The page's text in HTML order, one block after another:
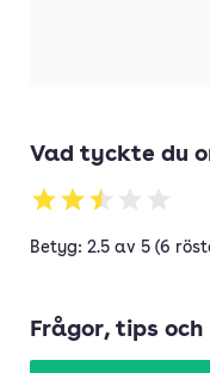
Vad tyckte du
Betyg: 2.5 av 5 (6
Frågor, tips